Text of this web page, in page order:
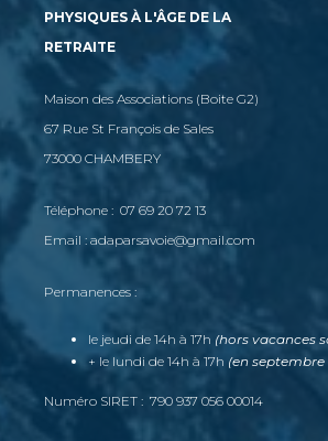
PHYSIQUES À L'ÂGE DE LA
RETRAITE
Maison des Associations (Boite G2)
67 Rue St François de Sales
73000 CHAMBERY
Téléphone : 07 69 20 72 13
Email : adaparsavoie@gmail.com
Permanences :
le jeudi de 14h à 17h (hors vacances
+ le lundi de 14h à 17h (en
Numéro SIRET : 790 937 056 00014